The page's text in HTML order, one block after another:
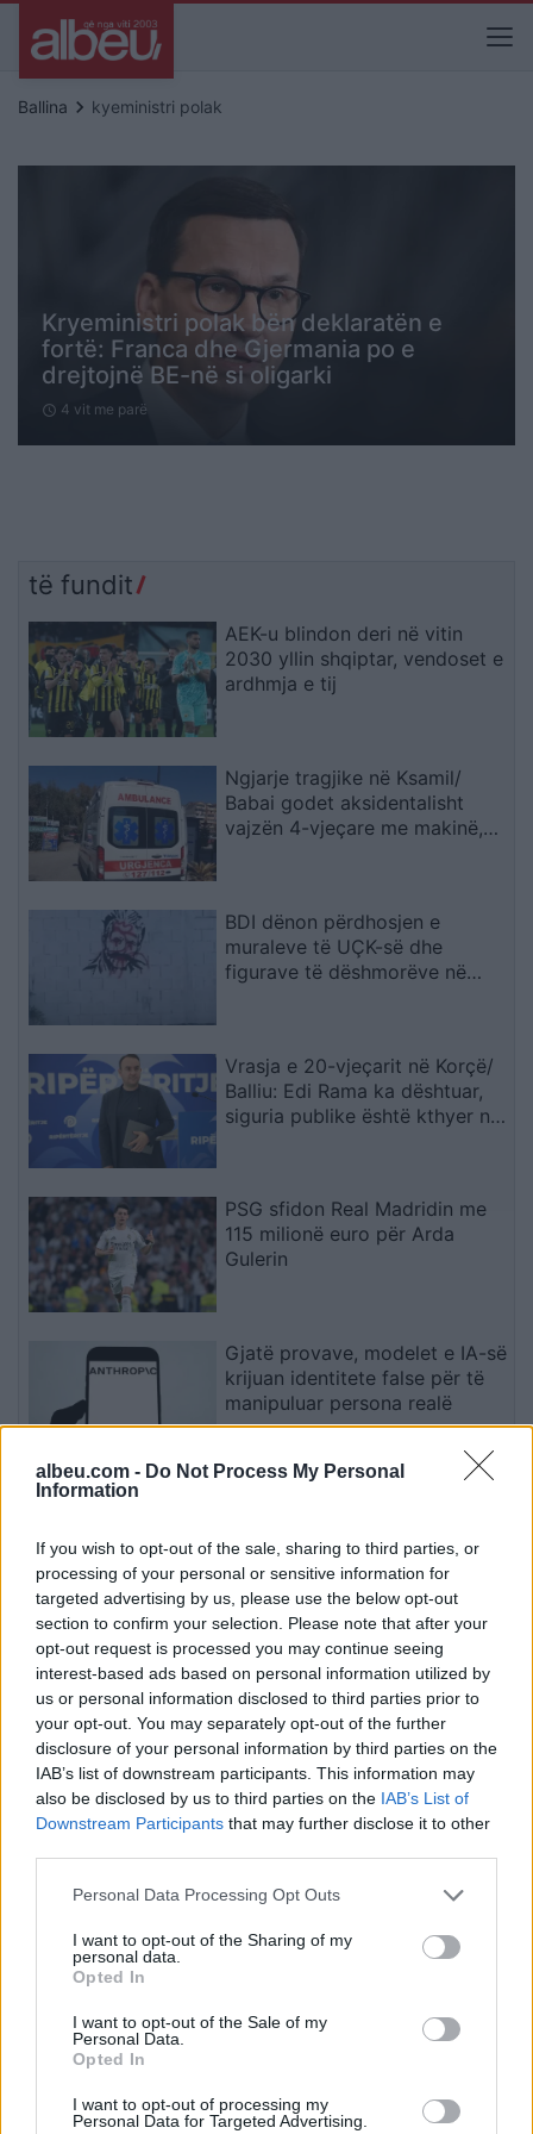
albeu.com - Do Not Process My Personal
Information
If you wish to opt-out of the sale, sharing to third parties, or
processing of your personal or sensitive information for
targeted advertising by us, please use the below opt-out
section to confirm your selection. Please note that after your
opt-out request is processed you may continue seeing
interest-based ads based on personal information utilized by
us or personal information disclosed to third parties prior to
your opt-out. You may separately opt-out of the further
disclosure of your personal information by third parties on the
IAB’s list of downstream participants. This information may
also be disclosed by us to third parties on the IAB’s List of
Downstream Participants that may further disclose it to other
Personal Data Processing Opt Outs
I want to opt-out of the Sharing of my
personal data.
Opted In
I want to opt-out of the Sale of my
Personal Data.
Opted In
I want to opt-out of processing my
Personal Data for Targeted Advertising.
Ballina keyboard_arrow_right kyeministri polak
Kryeministri polak bën deklaratën e
fortë: Franca dhe Gjermania po e
drejtojnë BE-në si oligarki
schedule 4 vit me parë
të fundit
AEK-u blindon deri në vitin
2030 yllin shqiptar, vendoset e
ardhmja e tij
Ngjarje tragjike në Ksamil/
Babai godet aksidentalisht
vajzën 4-vjeçare me makinë,
BDI dënon përdhosjen e
muraleve të UÇK-së dhe
figurave të dëshmorëve në
Vrasja e 20-vjeçarit në Korçë/
Balliu: Edi Rama ka dështuar,
siguria publike është kthyer në
PSG sfidon Real Madridin me
115 milionë euro për Arda
Gulerin
Gjatë provave, modelet e IA-së
krijuan identitete false për të
manipuluar persona realë
Hënën, por s’ka kërcënim për
Tokën
Esim for Global
Esim for USA|Esim for Italy| Esim for Spain|Esim